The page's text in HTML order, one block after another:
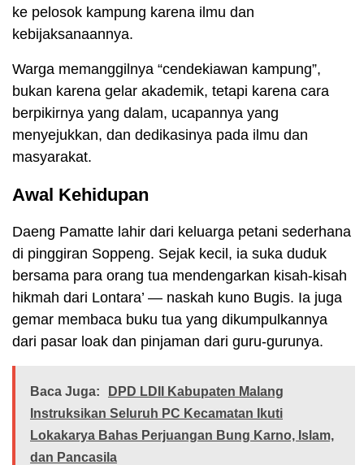
ke pelosok kampung karena ilmu dan
kebijaksanaannya.
Warga memanggilnya “cendekiawan kampung”,
bukan karena gelar akademik, tetapi karena cara
berpikirnya yang dalam, ucapannya yang
menyejukkan, dan dedikasinya pada ilmu dan
masyarakat.
Awal Kehidupan
Daeng Pamatte lahir dari keluarga petani sederhana
di pinggiran Soppeng. Sejak kecil, ia suka duduk
bersama para orang tua mendengarkan kisah-kisah
hikmah dari Lontara’ — naskah kuno Bugis. Ia juga
gemar membaca buku tua yang dikumpulkannya
dari pasar loak dan pinjaman dari guru-gurunya.
Baca Juga:
DPD LDII Kabupaten Malang
Instruksikan Seluruh PC Kecamatan Ikuti
Lokakarya Bahas Perjuangan Bung Karno, Islam,
dan Pancasila